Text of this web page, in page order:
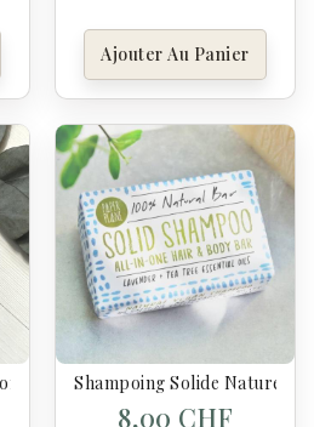
Ajouter Au Panier
Du Verger - Pimpant
Shampoing Solide Naturel –
8,00 CHF